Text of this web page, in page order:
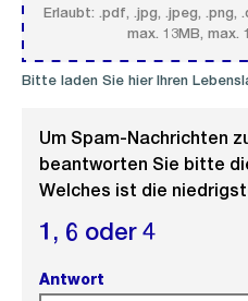
Erlaubt: .pdf, .jpg, .jpeg, .png,
max. 13MB, max.
Bitte laden Sie hier Ihren
Um Spam-Nachrichten
beantworten Sie bitte
Welches ist die
1, 6 oder4
Antwort